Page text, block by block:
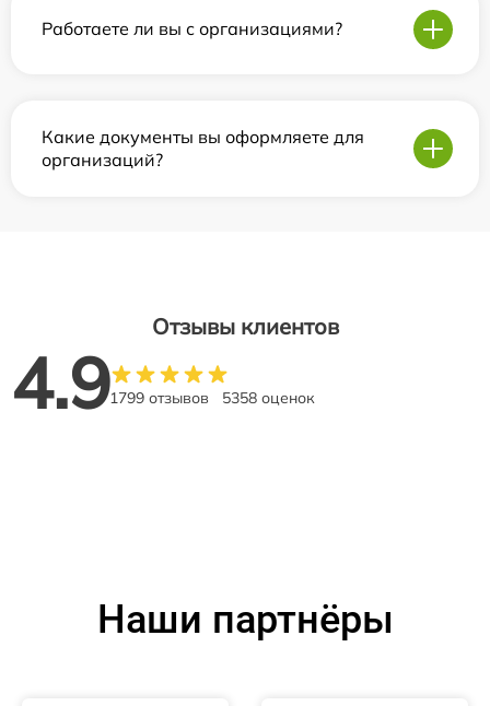
Работаете ли вы с организациями?
Какие документы вы оформляете для
организаций?
Отзывы клиентов
4.91799 отзывов 5358 оценок
Наши партнёры